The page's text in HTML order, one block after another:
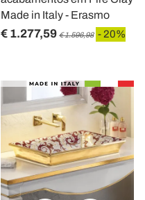
Made in Italy - Erasmo
€ 1.277,59 € 1.596,98 - 20%